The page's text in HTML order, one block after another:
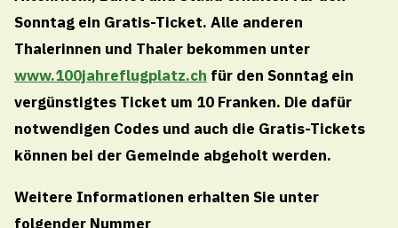
Sonntag ein Gratis-Ticket. Alle anderen
Thalerinnen und Thaler bekommen unter
www.100jahreflugplatz.ch für den Sonntag ein
vergünstigtes Ticket um 10 Franken. Die dafür
notwendigen Codes und auch die Gratis-Tickets
können bei der Gemeinde abgeholt werden.
Weitere Informationen erhalten Sie unter
folgender Nummer